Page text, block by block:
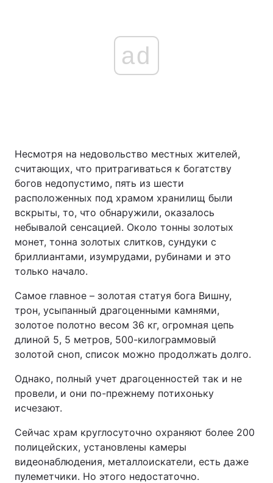
ad
Несмотря на недовольство местных жителей,
считающих, что притрагиваться к богатству
богов недопустимо, пять из шести
расположенных под храмом хранилищ были
вскрыты, то, что обнаружили, оказалось
небывалой сенсацией. Около тонны золотых
монет, тонна золотых слитков, сундуки с
бриллиантами, изумрудами, рубинами и это
только начало.
Самое главное – золотая статуя бога Вишну,
трон, усыпанный драгоценными камнями,
золотое полотно весом 36 кг, огромная цепь
длиной 5, 5 метров, 500-килограммовый
золотой сноп, список можно продолжать долго.
Однако, полный учет драгоценностей так и не
провели, и они по-прежнему потихоньку
исчезают.
Сейчас храм круглосуточно охраняют более 200
полицейских, установлены камеры
видеонаблюдения, металлоискатели, есть даже
пулеметчики. Но этого недостаточно.